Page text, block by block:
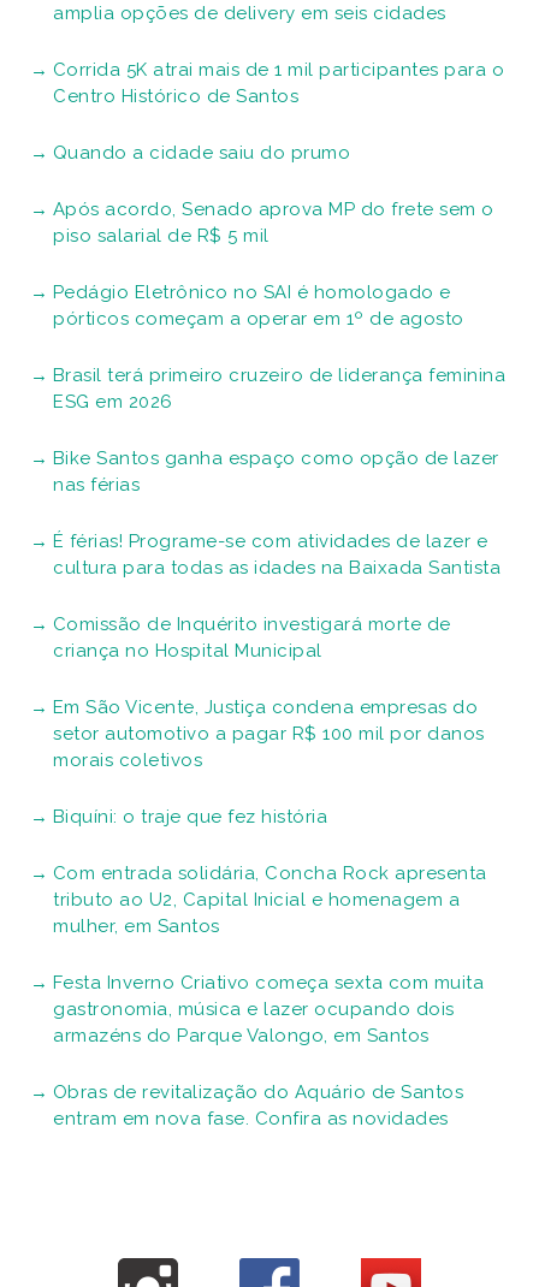
amplia opções de delivery em seis cidades
Corrida 5K atrai mais de 1 mil participantes para o
Centro Histórico de Santos
Quando a cidade saiu do prumo
Após acordo, Senado aprova MP do frete sem o
piso salarial de R$ 5 mil
Pedágio Eletrônico no SAI é homologado e
pórticos começam a operar em 1º de agosto
Brasil terá primeiro cruzeiro de liderança feminina
ESG em 2026
Bike Santos ganha espaço como opção de lazer
nas férias
É férias! Programe-se com atividades de lazer e
cultura para todas as idades na Baixada Santista
Comissão de Inquérito investigará morte de
criança no Hospital Municipal
Em São Vicente, Justiça condena empresas do
setor automotivo a pagar R$ 100 mil por danos
morais coletivos
Biquíni: o traje que fez história
Com entrada solidária, Concha Rock apresenta
tributo ao U2, Capital Inicial e homenagem a
mulher, em Santos
Festa Inverno Criativo começa sexta com muita
gastronomia, música e lazer ocupando dois
armazéns do Parque Valongo, em Santos
Obras de revitalização do Aquário de Santos
entram em nova fase. Confira as novidades